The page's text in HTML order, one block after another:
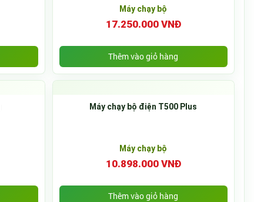
Máy chạy bộ
17.250.000 VNĐ
Thêm vào giỏ hàng
Máy chạy bộ điện T500 Plus
Máy chạy bộ
10.898.000 VNĐ
Thêm vào giỏ hàng